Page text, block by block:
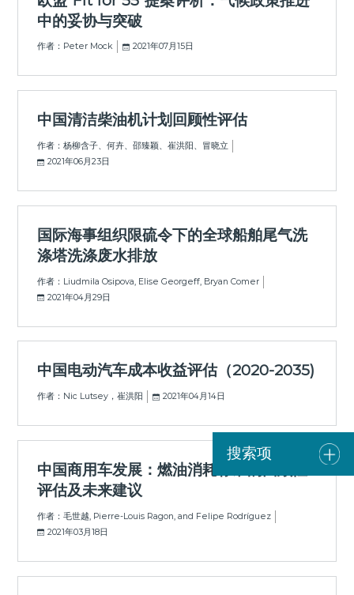
搜索项
中的妥协与突破
作者：Peter Mock 2021年07月15日
中国清洁柴油机计划回顾性评估
作者：杨柳含子、何卉、邵臻颖、崔洪阳、冒晓立
2021年06月23日
国际海事组织限硫令下的全球船舶尾气洗
涤塔洗涤废水排放
作者：Liudmila Osipova, Elise Georgeff, Bryan Comer
2021年04月29日
中国电动汽车成本收益评估（2020-2035)
作者：Nic Lutsey，崔洪阳 2021年04月14日
中国商用车发展：燃油消耗标准的回顾性
评估及未来建议
作者：毛世越, Pierre-Louis Ragon, and Felipe Rodríguez
2021年03月18日